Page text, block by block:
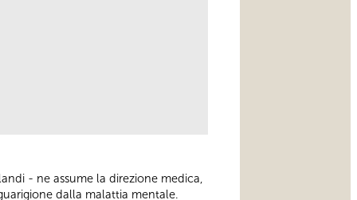
- ne assume la direzione medica,
dalla malattia mentale.